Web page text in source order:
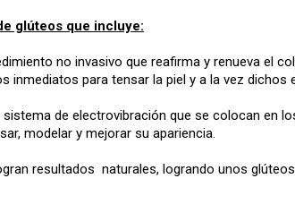
glúteos que incluye:
no invasivo que reafirma y renueva el
inmediatos para tensar la piel y a la vez dichos
de electrovibración que se colocan en
modelar y mejorar su apariencia.
resultados naturales, logrando unos